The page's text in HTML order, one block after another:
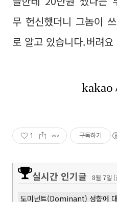
무 헌신했더니 그놈이
로 알고 있습니다.버려요
1 구독하기
실시간 인기글 8월 7일
도미넌트(Dominant) 성향에